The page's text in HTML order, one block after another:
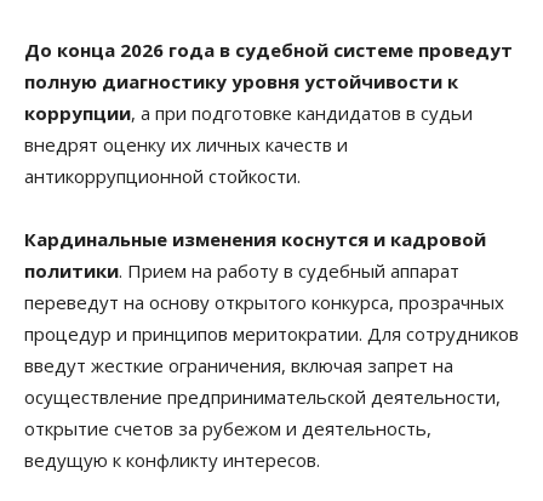
До конца 2026 года в судебной системе проведут
полную диагностику уровня устойчивости к
коррупции, а при подготовке кандидатов в судьи
внедрят оценку их личных качеств и
антикоррупционной стойкости.
Кардинальные изменения коснутся и кадровой
политики. Прием на работу в судебный аппарат
переведут на основу открытого конкурса, прозрачных
процедур и принципов меритократии. Для сотрудников
введут жесткие ограничения, включая запрет на
осуществление предпринимательской деятельности,
открытие счетов за рубежом и деятельность,
ведущую к конфликту интересов.